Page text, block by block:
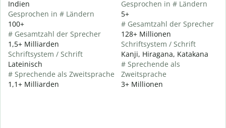
Indien
Gesprochen in # Ländern
100+
# Gesamtzahl der Sprecher
1,5+ Milliarden
Schriftsystem / Schrift
Lateinisch
# Sprechende als Zweitsprache
1,1+ Milliarden
Gesprochen in # Ländern
5+
# Gesamtzahl der Sprecher
128+ Millionen
Schriftsystem / Schrift
Kanji, Hiragana, Katakana
# Sprechende als
Zweitsprache
3+ Millionen